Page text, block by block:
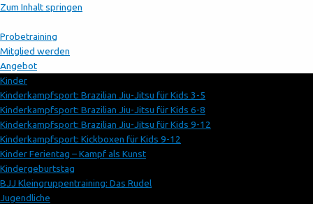
Zum Inhalt springen
Probetraining
Mitglied werden
Angebot
Kinder
Kinderkampfsport: Brazilian Jiu-Jitsu für Kids 3-5
Kinderkampfsport: Brazilian Jiu-Jitsu für Kids 6-8
Kinderkampfsport: Brazilian Jiu-Jitsu für Kids 9-12
Kinderkampfsport: Kickboxen für Kids 9-12
Kinder Ferientag – Kampf als Kunst
Kindergeburtstag
BJJ Kleingruppentraining: Das Rudel
Jugendliche